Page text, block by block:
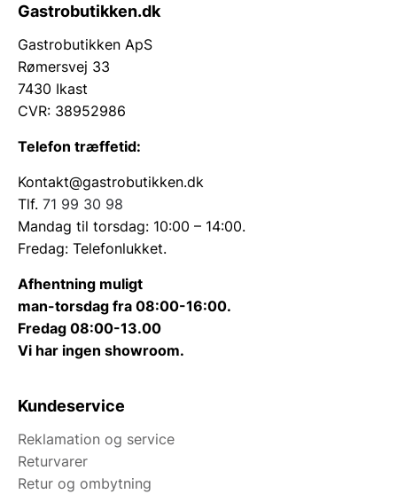
Gastrobutikken.dk
Gastrobutikken ApS
Rømersvej 33
7430 Ikast
CVR: 38952986
Telefon træffetid:
Kontakt@gastrobutikken.dk
Tlf. 71 99 30 98
Mandag til torsdag: 10:00 – 14:00.
Fredag: Telefonlukket.
Afhentning muligt
man-torsdag fra 08:00-16:00.
Fredag 08:00-13.00
Vi har ingen showroom.
Kundeservice
Reklamation og service
Returvarer
Retur og ombytning